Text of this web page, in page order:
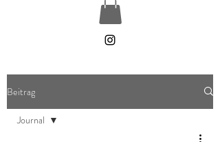
Beitrag
Journal